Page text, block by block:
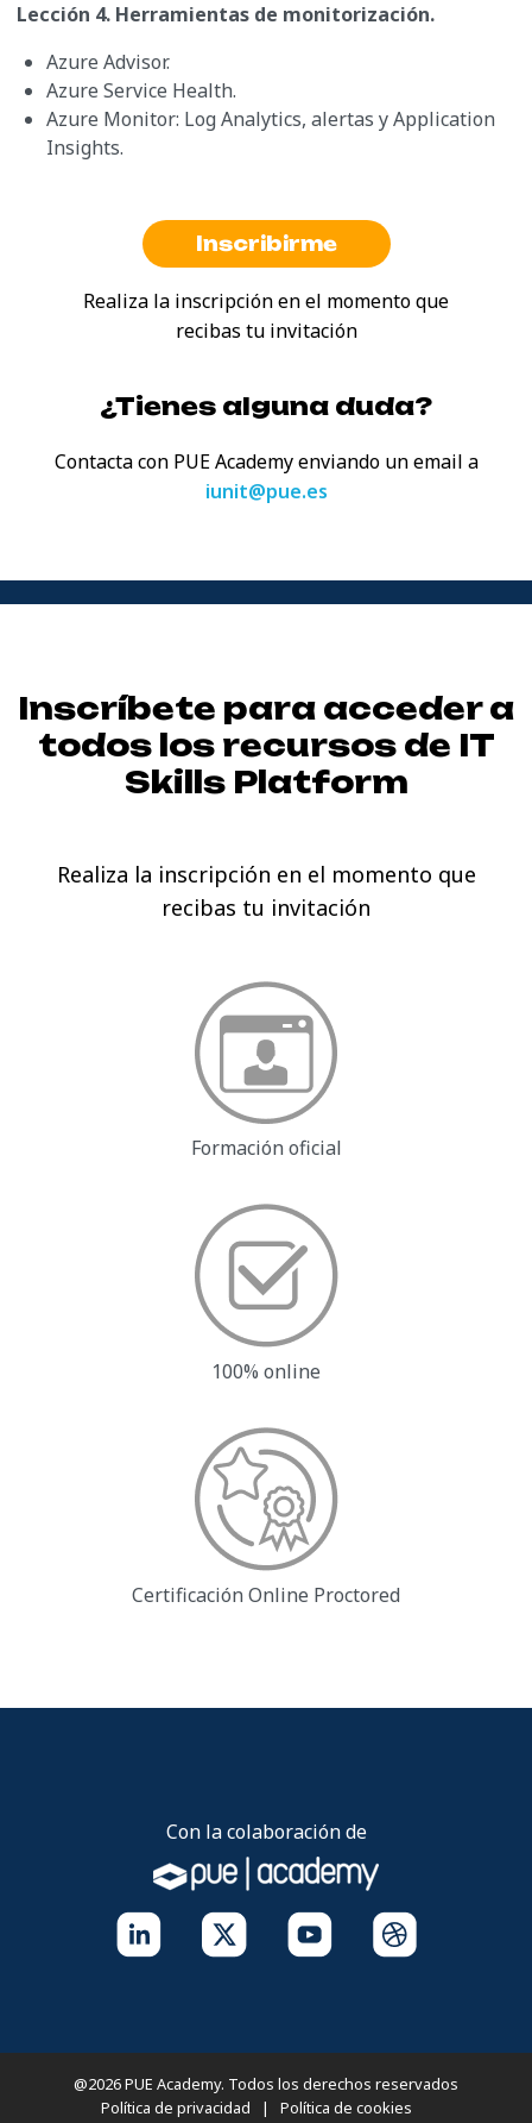
Lección 4. Herramientas de monitorización.
Azure Advisor.
Azure Service Health.
Azure Monitor: Log Analytics, alertas y Application
Insights.
Inscribirme
Realiza la inscripción en el momento que
recibas tu invitación
¿Tienes alguna duda?
Contacta con PUE Academy enviando un email a
iunit@pue.es
Inscríbete para acceder a
todos los recursos de IT
Skills Platform
Realiza la inscripción en el momento que
recibas tu invitación
Formación oficial
100% online
Certificación Online Proctored
Con la colaboración de
@2026 PUE Academy. Todos los derechos reservados
Política de privacidad
| Política de cookies